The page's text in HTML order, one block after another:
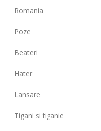
Romania
Poze
Beateri
Hater
Lansare
Tigani si tiganie